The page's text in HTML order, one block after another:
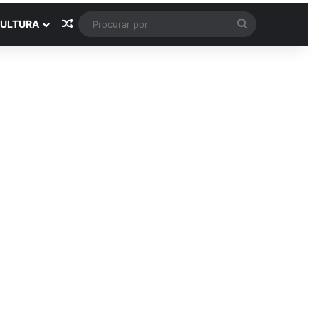
Artigo aleatório
por